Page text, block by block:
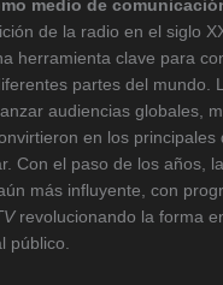
medio de
de la radio en el siglo
herramienta clave para
partes del mundo.
audiencias globales,
en los principales
Con el paso de los años,
más influyente, con
revolucionando la forma
público.